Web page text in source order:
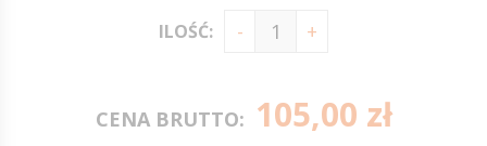
ILOŚĆ:
CENA BRUTTO: 105,00 zł